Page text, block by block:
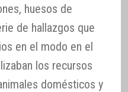
huesos de
de hallazgos que
en el modo en el
los recursos
domésticos y